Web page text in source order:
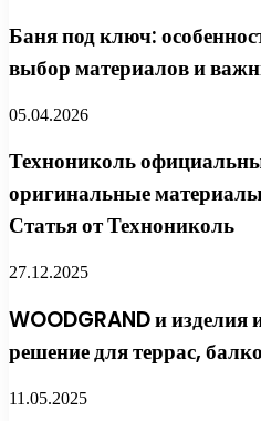
Баня под ключ:
выбор материалов и
05.04.2026
Технониколь
оригинальные материалы
Статья от Технониколь
27.12.2025
WOODGRAND и изделия
решение для террас,
11.05.2025